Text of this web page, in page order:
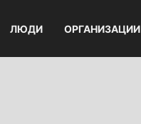
ЛЮДИ ОРГАНИЗАЦИИ